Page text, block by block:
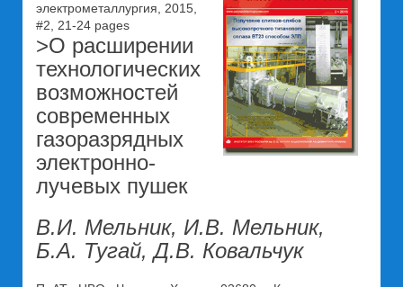
электрометаллургия, 2015,
#2, 21-24 pages
>О расширении
технологических
возможностей
современных
газоразрядных
электронно-
лучевых пушек
В.И. Мельник, И.В. Мельник,
Б.А. Тугай, Д.В. Ковальчук